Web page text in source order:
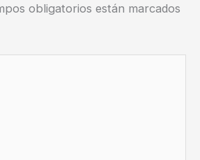
obligatorios están marcados